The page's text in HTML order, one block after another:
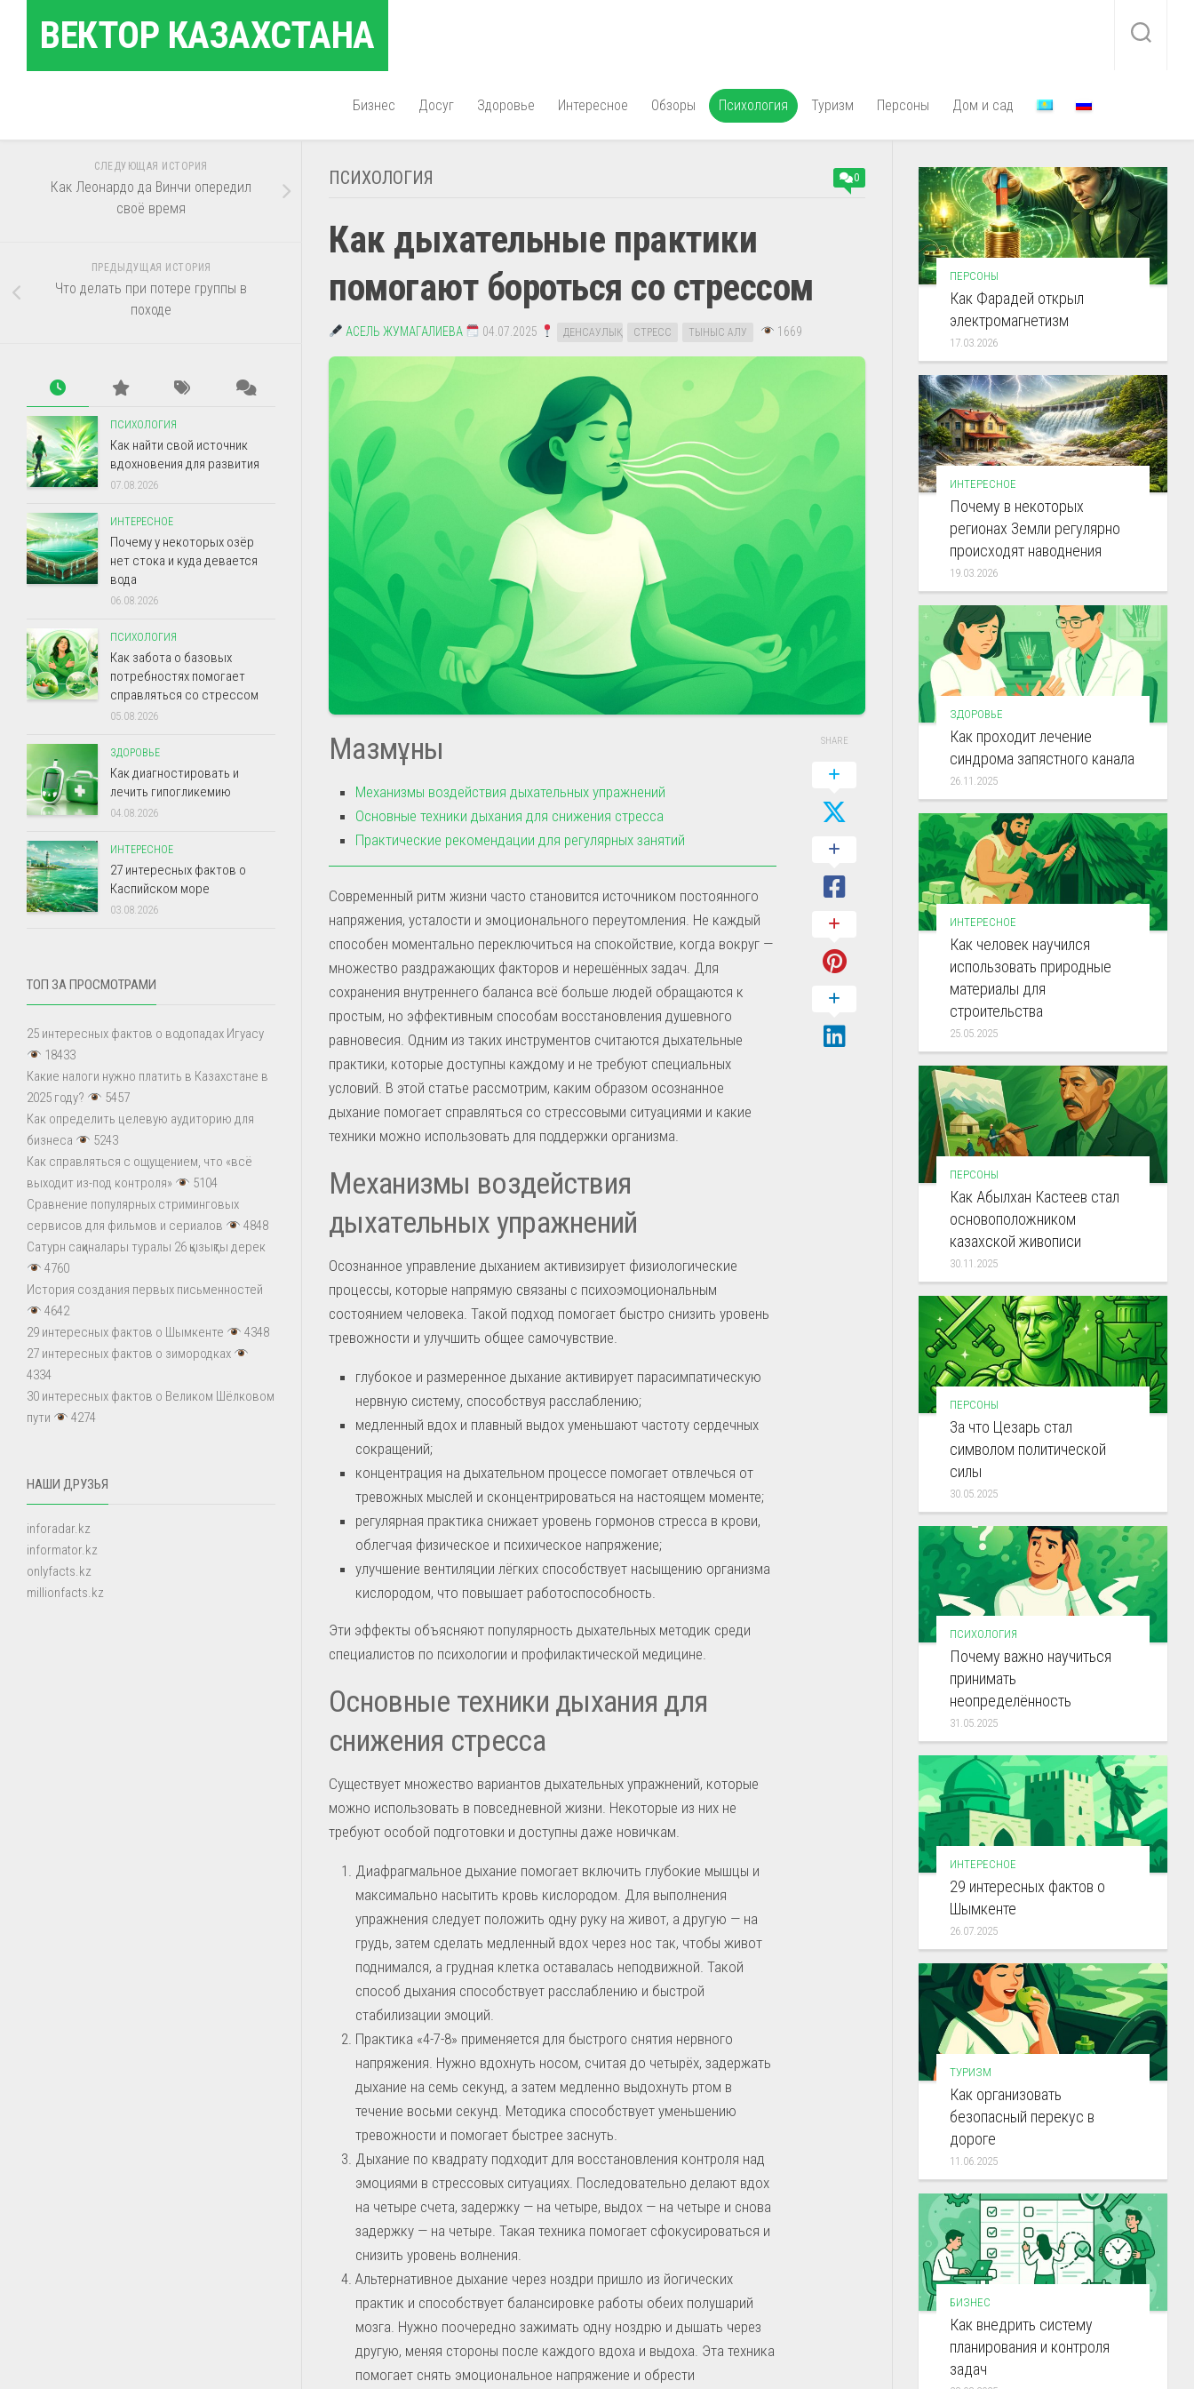
содержаниюВЕКТОР КАЗАХСТАНА
Бизнес Досуг Здоровье Интересное Обзоры Психология Туризм Персоны Дом и сад
ПСИХОЛОГИЯ 0
Как дыхательные практики
помогают бороться со стрессом
АСЕЛЬ ЖУМАГАЛИЕВА 04.07.2025 ДЕНСАУЛЫҚ СТРЕСС ТЫНЫС АЛУ 1669
Мазмұны
Механизмы воздействия дыхательных упражнений
Основные техники дыхания для снижения стресса
Практические рекомендации для регулярных занятий
Современный ритм жизни часто становится источником постоянного
напряжения, усталости и эмоционального переутомления. Не каждый
способен моментально переключиться на спокойствие, когда вокруг —
множество раздражающих факторов и нерешённых задач. Для
сохранения внутреннего баланса всё больше людей обращаются к
простым, но эффективным способам восстановления душевного
равновесия. Одним из таких инструментов считаются дыхательные
практики, которые доступны каждому и не требуют специальных
условий. В этой статье рассмотрим, каким образом осознанное
дыхание помогает справляться со стрессовыми ситуациями и какие
техники можно использовать для поддержки организма.
Механизмы воздействия
дыхательных упражнений
Осознанное управление дыханием активизирует физиологические
процессы, которые напрямую связаны с психоэмоциональным
состоянием человека. Такой подход помогает быстро снизить уровень
тревожности и улучшить общее самочувствие.
глубокое и размеренное дыхание активирует парасимпатическую
нервную систему, способствуя расслаблению;
медленный вдох и плавный выдох уменьшают частоту сердечных
сокращений;
концентрация на дыхательном процессе помогает отвлечься от
тревожных мыслей и сконцентрироваться на настоящем моменте;
регулярная практика снижает уровень гормонов стресса в крови,
облегчая физическое и психическое напряжение;
улучшение вентиляции лёгких способствует насыщению организма
кислородом, что повышает работоспособность.
Эти эффекты объясняют популярность дыхательных методик среди
специалистов по психологии и профилактической медицине.
Основные техники дыхания для
снижения стресса
Существует множество вариантов дыхательных упражнений, которые
можно использовать в повседневной жизни. Некоторые из них не
требуют особой подготовки и доступны даже новичкам.
Диафрагмальное дыхание помогает включить глубокие мышцы и
максимально насытить кровь кислородом. Для выполнения
упражнения следует положить одну руку на живот, а другую — на
грудь, затем сделать медленный вдох через нос так, чтобы живот
поднимался, а грудная клетка оставалась неподвижной. Такой
способ дыхания способствует расслаблению и быстрой
стабилизации эмоций.
Практика «4-7-8» применяется для быстрого снятия нервного
напряжения. Нужно вдохнуть носом, считая до четырёх, задержать
дыхание на семь секунд, а затем медленно выдохнуть ртом в
течение восьми секунд. Методика способствует уменьшению
тревожности и помогает быстрее заснуть.
Дыхание по квадрату подходит для восстановления контроля над
эмоциями в стрессовых ситуациях. Последовательно делают вдох
на четыре счета, задержку — на четыре, выдох — на четыре и снова
задержку — на четыре. Такая техника помогает сфокусироваться и
снизить уровень волнения.
Альтернативное дыхание через ноздри пришло из йогических
практик и способствует балансировке работы обеих полушарий
мозга. Нужно поочередно зажимать одну ноздрю и дышать через
другую, меняя стороны после каждого вдоха и выдоха. Эта техника
помогает снять эмоциональное напряжение и обрести
SHARE
СЛЕДУЮЩАЯ ИСТОРИЯ
Как Леонардо да Винчи опередил
своё время
ПРЕДЫДУЩАЯ ИСТОРИЯ
Что делать при потере группы в
походе
ПСИХОЛОГИЯ
Как найти свой источник
вдохновения для развития
07.08.2026
ИНТЕРЕСНОЕ
Почему у некоторых озёр
нет стока и куда девается
вода
06.08.2026
ПСИХОЛОГИЯ
Как забота о базовых
потребностях помогает
справляться со стрессом
05.08.2026
ЗДОРОВЬЕ
Как диагностировать и
лечить гипогликемию
04.08.2026
ИНТЕРЕСНОЕ
27 интересных фактов о
Каспийском море
03.08.2026
ТОП ЗА ПРОСМОТРАМИ
25 интересных фактов о водопадах Игуасу
18433
Какие налоги нужно платить в Казахстане в
2025 году?
5457
Как определить целевую аудиторию для
бизнеса
5243
Как справляться с ощущением, что «всё
выходит из-под контроля»
5104
Сравнение популярных стриминговых
сервисов для фильмов и сериалов
4848
Сатурн сақиналары туралы 26 қызықты дерек
4760
История создания первых письменностей
4642
29 интересных фактов о Шымкенте
4348
27 интересных фактов о зимородках
4334
30 интересных фактов о Великом Шёлковом
пути
4274
НАШИ ДРУЗЬЯ
inforadar.kz
informator.kz
onlyfacts.kz
millionfacts.kz
ПЕРСОНЫ
Как Фарадей открыл
электромагнетизм
17.03.2026
ИНТЕРЕСНОЕ
Почему в некоторых
регионах Земли регулярно
происходят наводнения
19.03.2026
ЗДОРОВЬЕ
Как проходит лечение
синдрома запястного канала
26.11.2025
ИНТЕРЕСНОЕ
Как человек научился
использовать природные
материалы для
строительства
25.05.2025
ПЕРСОНЫ
Как Абылхан Кастеев стал
основоположником
казахской живописи
30.11.2025
ПЕРСОНЫ
За что Цезарь стал
символом политической
силы
30.05.2025
ПСИХОЛОГИЯ
Почему важно научиться
принимать
неопределённость
31.05.2025
ИНТЕРЕСНОЕ
29 интересных фактов о
Шымкенте
26.07.2025
ТУРИЗМ
Как организовать
безопасный перекус в
дороге
11.06.2025
БИЗНЕС
Как внедрить систему
планирования и контроля
задач